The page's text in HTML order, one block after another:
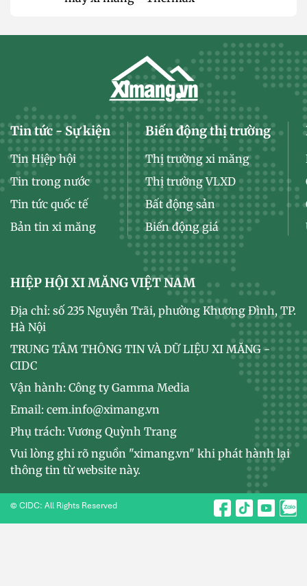
Tin tức - Sự kiện
Tin Hiệp hội
Tin trong nước
Tin tức quốc tế
Bản tin xi măng
Biến động thị trường
Thị trường xi măng
Thị trường VLXD
Bất động sản
Biến động giá
HIỆP HỘI XI MĂNG VIỆT NAM
Địa chỉ: số 235 Nguyễn Trãi, phường Khương Đình, TP.
Hà Nội
TRUNG TÂM THÔNG TIN VÀ DỮ LIỆU XI MĂNG -
CIDC
Vận hành: Công ty Gamma Media
Email: cem.info@ximang.vn
Phụ trách: Vương Quỳnh Trang
Vui lòng ghi rõ nguồn "ximang.vn" khi phát hành lại
thông tin từ website này.
© CIDC: All Rights Reserved